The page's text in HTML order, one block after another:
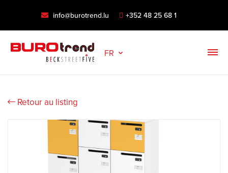
info@burotrend.lu +352 48 25 68 1
FR
Retour au listing